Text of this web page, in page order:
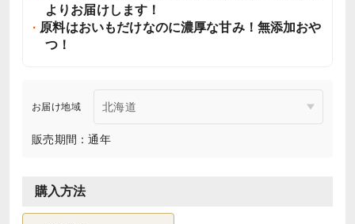
よりお届けします！
原料はおいもだけなのに濃厚な甘み！無添加おや
つ！
お届け地域
販売期間：通年
購入方法